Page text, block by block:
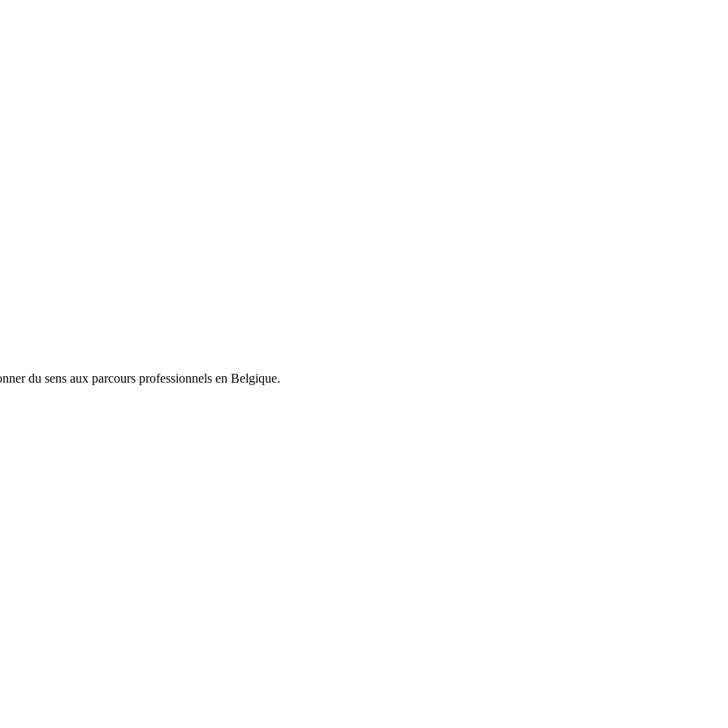
du sens aux parcours professionnels en Belgique.